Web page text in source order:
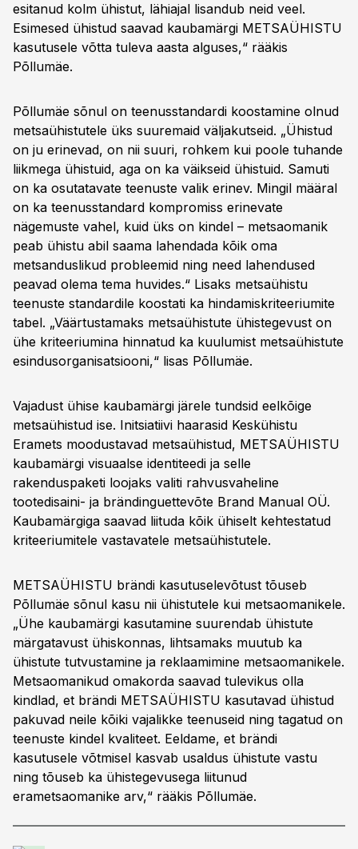
esitanud kolm ühistut, lähiajal lisandub neid veel.
Esimesed ühistud saavad kaubamärgi METSAÜHISTU
kasutusele võtta tuleva aasta alguses,“ rääkis
Põllumäe.
Põllumäe sõnul on teenusstandardi koostamine olnud
metsaühistutele üks suuremaid väljakutseid. „Ühistud
on ju erinevad, on nii suuri, rohkem kui poole tuhande
liikmega ühistuid, aga on ka väikseid ühistuid. Samuti
on ka osutatavate teenuste valik erinev. Mingil määral
on ka teenusstandard kompromiss erinevate
nägemuste vahel, kuid üks on kindel – metsaomanik
peab ühistu abil saama lahendada kõik oma
metsanduslikud probleemid ning need lahendused
peavad olema tema huvides.“ Lisaks metsaühistu
teenuste standardile koostati ka hindamiskriteeriumite
tabel. „Väärtustamaks metsaühistute ühistegevust on
ühe kriteeriumina hinnatud ka kuulumist metsaühistute
esindusorganisatsiooni,“ lisas Põllumäe.
Vajadust ühise kaubamärgi järele tundsid eelkõige
metsaühistud ise. Initsiatiivi haarasid Keskühistu
Eramets moodustavad metsaühistud, METSAÜHISTU
kaubamärgi visuaalse identiteedi ja selle
rakenduspaketi loojaks valiti rahvusvaheline
tootedisaini- ja brändinguettevõte Brand Manual OÜ.
Kaubamärgiga saavad liituda kõik ühiselt kehtestatud
kriteeriumitele vastavatele metsaühistutele.
METSAÜHISTU brändi kasutuselevõtust tõuseb
Põllumäe sõnul kasu nii ühistutele kui metsaomanikele.
„Ühe kaubamärgi kasutamine suurendab ühistute
märgatavust ühiskonnas, lihtsamaks muutub ka
ühistute tutvustamine ja reklaamimine metsaomanikele.
Metsaomanikud omakorda saavad tulevikus olla
kindlad, et brändi METSAÜHISTU kasutavad ühistud
pakuvad neile kõiki vajalikke teenuseid ning tagatud on
teenuste kindel kvaliteet. Eeldame, et brändi
kasutusele võtmisel kasvab usaldus ühistute vastu
ning tõuseb ka ühistegevusega liitunud
erametsaomanike arv,“ rääkis Põllumäe.